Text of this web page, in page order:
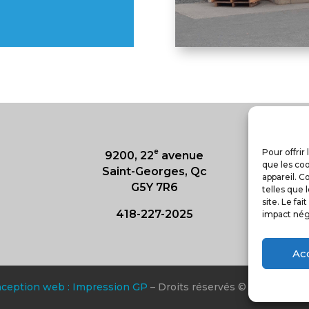
Pour offrir
que les
appareil.
telles que
site. Le
impact
9200, 22e avenue
Saint-Georges, Qc
G5Y 7R6
418-227-2025
web : Impression GP – Droits réservés © Le Rappel